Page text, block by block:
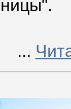
...